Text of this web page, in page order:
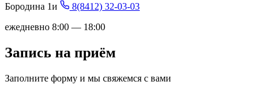
Бородина 1и
8(8412) 32-03-03
ежедневно 8:00 — 18:00
Запись на приём
Заполните форму и мы свяжемся с вами